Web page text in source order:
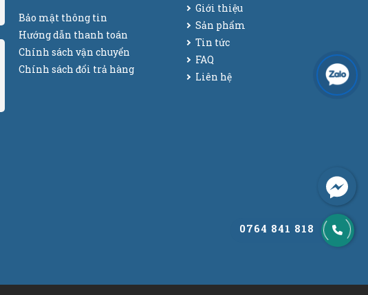
Bảo mật thông tin
Hướng dẫn thanh toán
Chính sách vận chuyển
Chính sách đổi trả hàng
Giới thiệu
Sản phẩm
Tin tức
FAQ
Liên hệ
0764 841 818